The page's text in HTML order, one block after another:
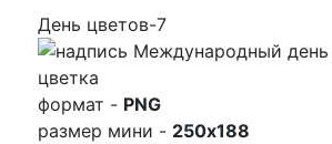
День цветов-7
формат - PNG
размер мини - 250x188